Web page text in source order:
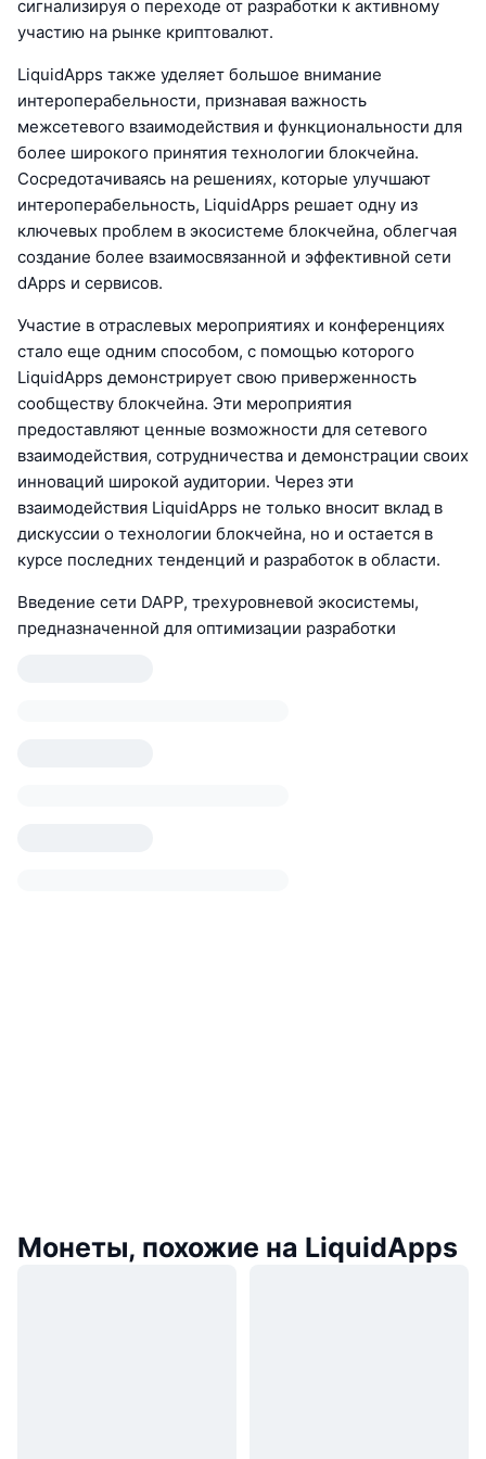
сигнализируя о переходе от разработки к активному
участию на рынке криптовалют.
LiquidApps также уделяет большое внимание
интероперабельности, признавая важность
межсетевого взаимодействия и функциональности для
более широкого принятия технологии блокчейна.
Сосредотачиваясь на решениях, которые улучшают
интероперабельность, LiquidApps решает одну из
ключевых проблем в экосистеме блокчейна, облегчая
создание более взаимосвязанной и эффективной сети
dApps и сервисов.
Участие в отраслевых мероприятиях и конференциях
стало еще одним способом, с помощью которого
LiquidApps демонстрирует свою приверженность
сообществу блокчейна. Эти мероприятия
предоставляют ценные возможности для сетевого
взаимодействия, сотрудничества и демонстрации своих
инноваций широкой аудитории. Через эти
взаимодействия LiquidApps не только вносит вклад в
дискуссии о технологии блокчейна, но и остается в
курсе последних тенденций и разработок в области.
Введение сети DAPP, трехуровневой экосистемы,
предназначенной для оптимизации разработки
Монеты, похожие на LiquidApps